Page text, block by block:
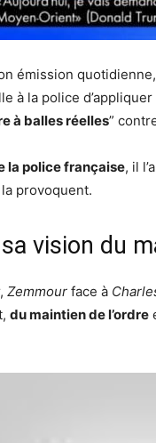
émission quotidienne,
à la police d’appliquer
à balles réelles”
la police française, il
provoquent.
vision du
Zemmour face à
du maintien de l’ordre